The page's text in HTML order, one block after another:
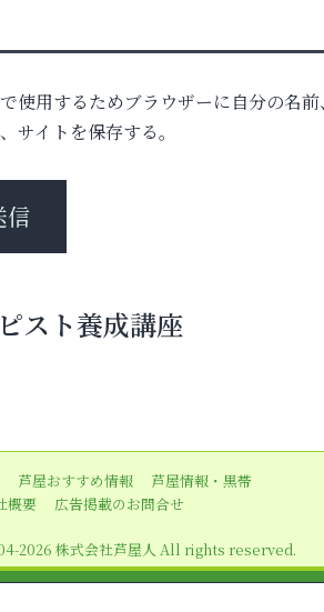
使用するためブラウザーに自分の名前
サイトを保存する。
スト養成講座
芦屋おすすめ情報
芦屋情報・黒帯
概要 広告掲載のお問合せ
2026 株式会社芦屋人 All rights reserved.